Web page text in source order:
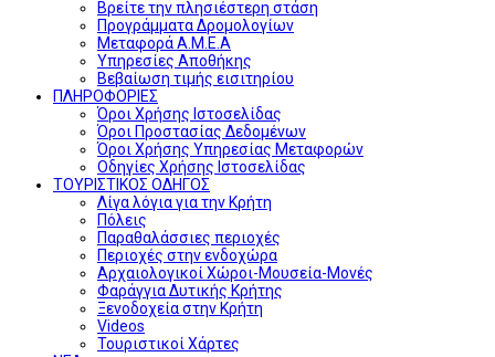
Βρείτε την πλησιέστερη στάση
Προγράμματα Δρομολογίων
Μεταφορά Α.Μ.Ε.Α
Υπηρεσίες Αποθήκης
Βεβαίωση τιμής εισιτηρίου
ΠΛΗΡΟΦΟΡΙΕΣ
Όροι Χρήσης Ιστοσελίδας
Όροι Προστασίας Δεδομένων
Όροι Χρήσης Υπηρεσίας Μεταφορών
Οδηγίες Χρήσης Ιστοσελίδας
ΤΟΥΡΙΣΤΙΚΟΣ ΟΔΗΓΟΣ
Λίγα λόγια για την Κρήτη
Πόλεις
Παραθαλάσσιες περιοχές
Περιοχές στην ενδοχώρα
Αρχαιολογικοί Χώροι-Μουσεία-Μονές
Φαράγγια Δυτικής Κρήτης
Ξενοδοχεία στην Κρήτη
Videos
Τουριστικοί Χάρτες